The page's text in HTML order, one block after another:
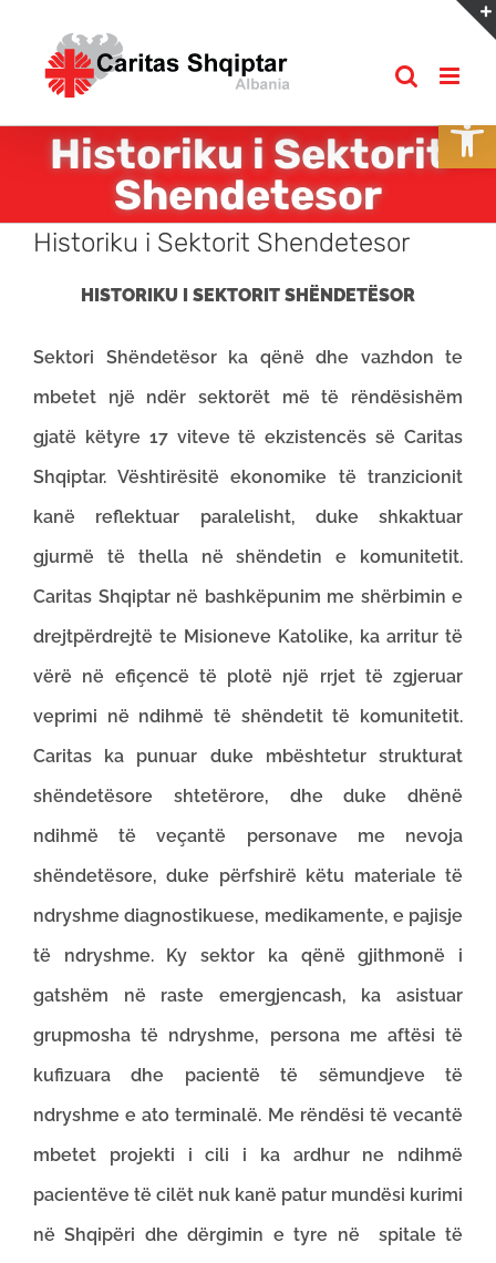
content
Historiku i Sektorit
Shendetesor
Historiku i Sektorit Shendetesor
HISTORIKU I SEKTORIT SHËNDETËSOR
Sektori Shëndetësor ka qënë dhe vazhdon te
mbetet një ndër sektorët më të rëndësishëm
gjatë këtyre 17 viteve të ekzistencës së Caritas
Shqiptar. Vështirësitë ekonomike të tranzicionit
kanë reflektuar paralelisht, duke shkaktuar
gjurmë të thella në shëndetin e komunitetit.
Caritas Shqiptar në bashkëpunim me shërbimin e
drejtpërdrejtë te Misioneve Katolike, ka arritur të
vërë në efiçencë të plotë një rrjet të zgjeruar
veprimi në ndihmë të shëndetit të komunitetit.
Caritas ka punuar duke mbështetur strukturat
shëndetësore shtetërore, dhe duke dhënë
ndihmë të veçantë personave me nevoja
shëndetësore, duke përfshirë këtu materiale të
ndryshme diagnostikuese, medikamente, e pajisje
të ndryshme. Ky sektor ka qënë gjithmonë i
gatshëm në raste emergjencash, ka asistuar
grupmosha të ndryshme, persona me aftësi të
kufizuara dhe pacientë të sëmundjeve të
ndryshme e ato terminalë. Me rëndësi të vecantë
mbetet projekti i cili i ka ardhur ne ndihmë
pacientëve të cilët nuk kanë patur mundësi kurimi
në Shqipëri dhe dërgimin e tyre në spitale të